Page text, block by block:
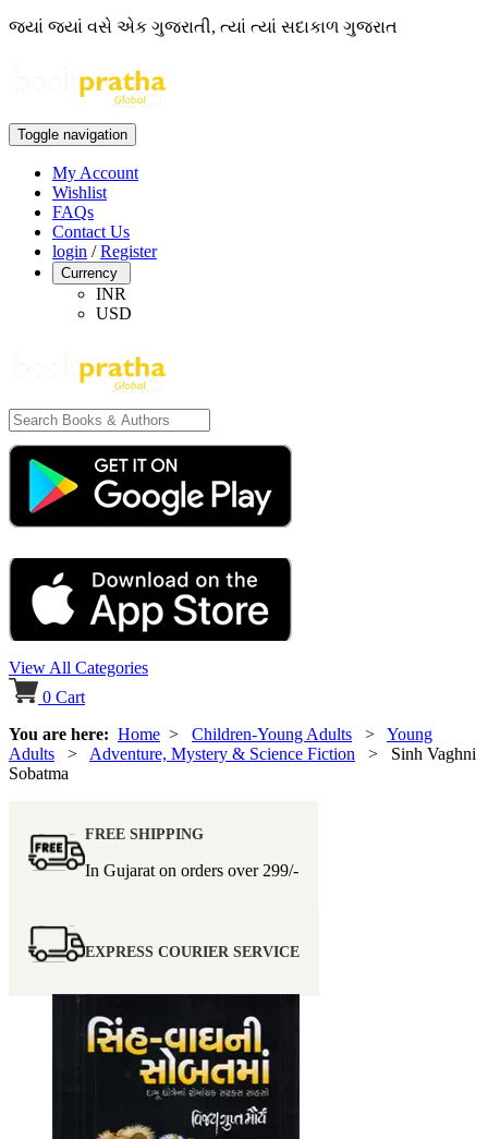
જ્યાં જ્યાં વસે એક ગુજરાતી, ત્યાં ત્યાં સદાકાળ ગુજરાત
Toggle navigation
My Account
Wishlist
FAQs
Contact Us
login /Register
Currency
INR
USD
View All Categories
0 Cart
You are here: Home > Children-Young Adults > Young
Adults > Adventure, Mystery & Science Fiction > Sinh Vaghni
Sobatma
FREE SHIPPING
In Gujarat on orders over 299/-
EXPRESS COURIER SERVICE